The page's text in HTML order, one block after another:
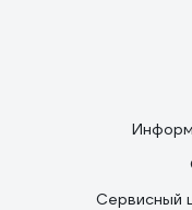
Сервисный